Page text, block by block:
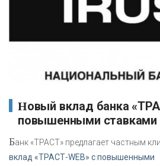
Новый вклад банка «ТРАСТ» с
повышенными
Банк «ТРАСТ» предлагает частным
вклад «ТРАСТ-WEB» с повышенными